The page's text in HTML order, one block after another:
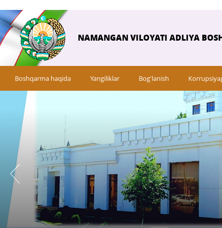
NAMANGAN VILOYATI ADLIYA
Boshqarma haqida Yangiliklar Bog'lanish